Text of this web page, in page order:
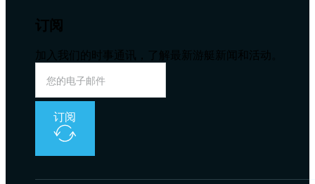
订阅
加入我们的时事通讯，了解最新游艇新闻和活动。
订阅